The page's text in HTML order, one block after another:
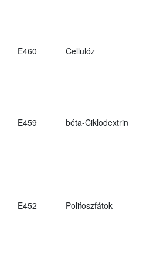
E460 Cellulóz
E459
béta-Ciklodextrin
E452 Polifoszfátok